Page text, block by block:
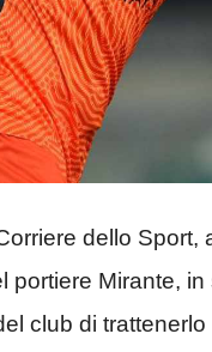
dello
portiere Mirante,
club di